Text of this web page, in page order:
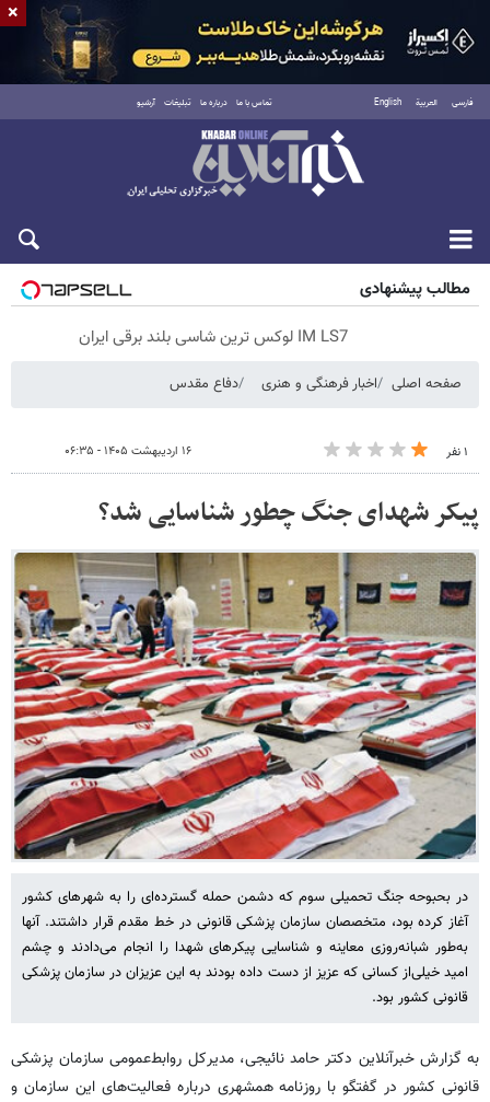
فارسی العربية English تماس با ما درباره ما تبلیغات آرشیو
پنجشنبه ۱۵ مرداد ۱۴۰۵
مطالب پیشنهادی
IM LS7 لوکس ترین شاسی بلند برقی ایران
صفحه اصلی اخبار فرهنگی و هنری دفاع مقدس
۱ نفر ۱۶ اردیبهشت ۱۴۰۵ - ۰۶:۳۵
پیکر شهدای جنگ چطور شناسایی شد؟
در بحبوحه جنگ تحمیلی سوم که دشمن حمله گسترده‌ای را به شهرهای کشور
آغاز کرده بود، متخصصان سازمان پزشکی قانونی در خط مقدم قرار داشتند. آنها
به‌طور شبانه‌روزی معاینه و شناسایی پیکرهای شهدا را انجام می‌دادند و چشم
امید خیلی‌از کسانی که عزیز از دست داده بودند به این عزیزان در سازمان پزشکی
قانونی کشور بود.
به گزارش خبرآنلاین دکتر حامد نائیجی، مدیرکل روابط‌عمومی سازمان پزشکی
قانونی کشور در گفتگو با روزنامه همشهری درباره فعالیت‌های این سازمان و
×